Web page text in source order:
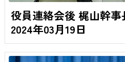
役員連絡会後 梶山幹
2024年03月19日